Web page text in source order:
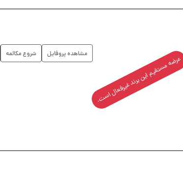
عرضه مستقیم این برند غیرفعال است.
مشاهده پروفایل شروع مکالمه